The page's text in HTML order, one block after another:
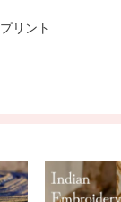
リント